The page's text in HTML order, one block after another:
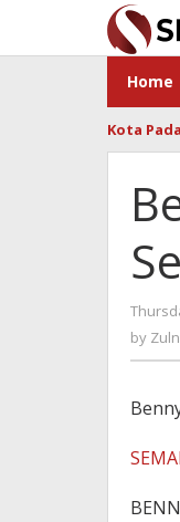
content
Home
Kota
by